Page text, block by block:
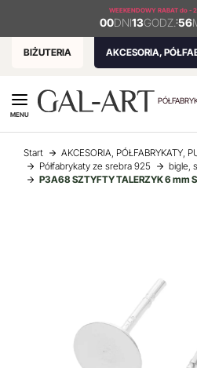
WEEKENDOWY RABAT do -
00DNI13GODZ. :56
BIŻUTERIA AKCESORIA,
MENU
Start AKCESORIA, PÓŁFABRYKATY,
Półfabrykaty ze srebra 925
bigle,
P3A68 SZTYFTY TALERZYK 6 mm